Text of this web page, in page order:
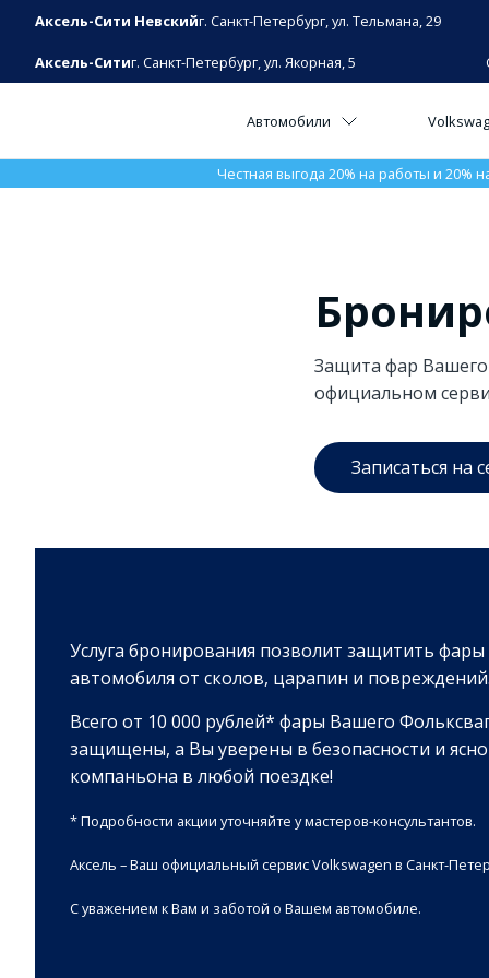
Аксель-Сити Невскийг. Санкт-Петербург, ул. Тельмана, 29
Аксель-Ситиг. Санкт-Петербург, ул. Якорная, 5
Автомобили
Честная выгода 20% на работы и 20%
Защита фар
официальном
Записаться на
Услуга бронирования позволит защитить
автомобиля от сколов, царапин и
Всего от 10 000 рублей* фары Вашего
защищены, а Вы уверены в безопасности и
компаньона в любой поездке!
* Подробности акции уточняйте у мастеров-консультантов.
Аксель – Ваш официальный сервис Volkswagen в Санкт-
С уважением к Вам и заботой о Вашем автомобиле.